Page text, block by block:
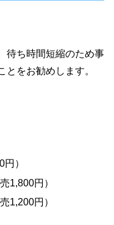
待ち時間短縮のため事
をお勧めします。
）
1,800円）
1,200円）